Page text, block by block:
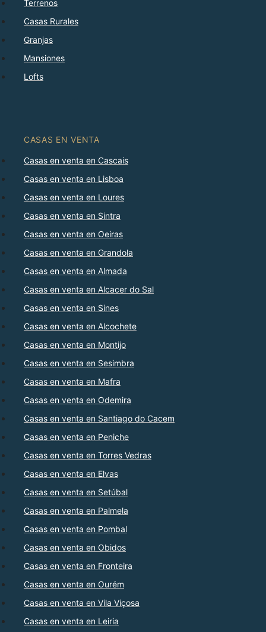
Terrenos
Casas Rurales
Granjas
Mansiones
Lofts
CASAS EN VENTA
Casas en venta en Cascais
Casas en venta en Lisboa
Casas en venta en Loures
Casas en venta en Sintra
Casas en venta en Oeiras
Casas en venta en Grandola
Casas en venta en Almada
Casas en venta en Alcacer do Sal
Casas en venta en Sines
Casas en venta en Alcochete
Casas en venta en Montijo
Casas en venta en Sesimbra
Casas en venta en Mafra
Casas en venta en Odemira
Casas en venta en Santiago do Cacem
Casas en venta en Peniche
Casas en venta en Torres Vedras
Casas en venta en Elvas
Casas en venta en Setúbal
Casas en venta en Palmela
Casas en venta en Pombal
Casas en venta en Obidos
Casas en venta en Fronteira
Casas en venta en Ourém
Casas en venta en Vila Viçosa
Casas en venta en Leiria